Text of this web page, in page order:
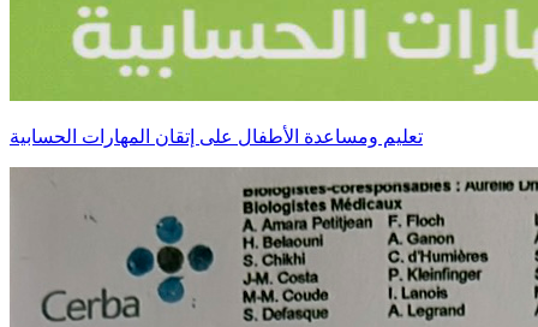
تعليم ومساعدة الأطفال على إتقان المهارات الحسابية